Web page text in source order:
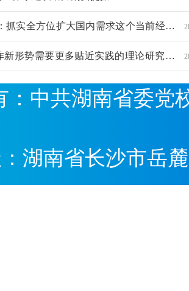
抓实全方位扩大国内需求这个当前经济
新形势需要更多贴近实践的理论研究》
：中共湖南省委党
湖南省长沙市岳